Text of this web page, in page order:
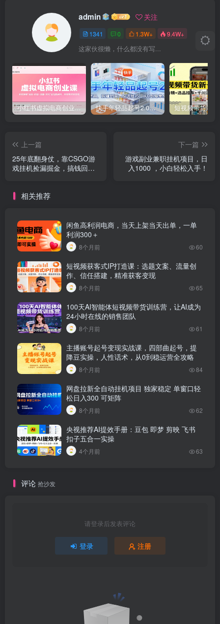
admin 关注
1341 0 1.3W+ 9.4W+
这家伙很懒，什么都没有写...
小红书虚拟电商创业课，系统拆解选品-内容-流量-变现，实现零成本变现 快手年轻品起号2.0：养号选品，剪辑封面，投流技巧，从0到爆单全流程
上一篇
25年底翻身仗，靠CSGO游
戏挂机捡漏掘金，搞钱回家
下一篇
游戏副业兼职挂机项目，日
入1000 ，小白轻松入手！
相关推荐
闲鱼高利润电商，当天上架当天出单，一单
利润300＋
8个月前 60
短视频获客式IP打造课：选题文案、流量创
作、信任搭建，精准获客变现
8个月前 65
100天AI智能体短视频带货训练营，让AI成为
24小时在线的销售团队
8个月前 61
主播账号起号变现实战课，四部曲起号，提
降豆实操，人性话术，从0到稳运营全攻略
8个月前 84
网盘拉新全自动挂机项目 独家稳定 单窗口轻
松日入300 可矩阵
8个月前 62
央视推荐AI提效手册：豆包 即梦 剪映 飞书
扣子五合一实操
4个月前 63
评论 抢沙发
请登录后发表评论
登录 注册